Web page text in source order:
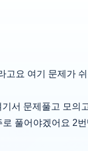
고요 여기 문제가
서 문제풀고 모의
풀어야겠어요 2